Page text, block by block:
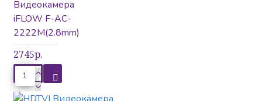
Видеокамера
iFLOW F-AC-
2222M(2.8mm)
2745р.